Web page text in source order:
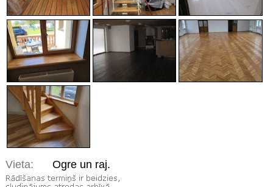
Vieta: Ogre un raj.